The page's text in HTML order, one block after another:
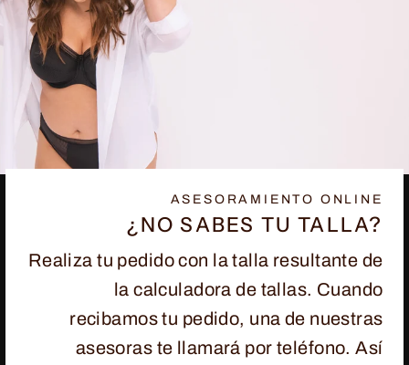
ASESORAMIENTO ONLINE
¿NO SABES TU TALLA?
Realiza tu pedido con la talla resultante de
la calculadora de tallas. Cuando
recibamos tu pedido, una de nuestras
asesoras te llamará por teléfono. Así